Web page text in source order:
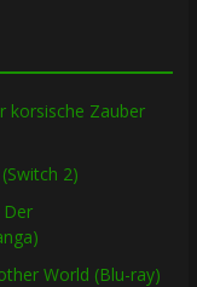
korsische Zauber
2)
Der
World (Blu-ray)